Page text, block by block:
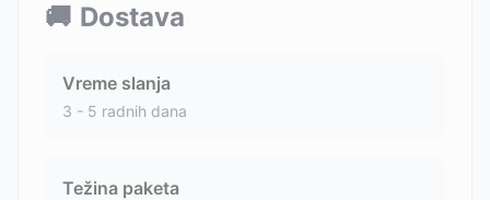
🚚 Dostava
Vreme slanja
3 - 5 radnih dana
Težina paketa